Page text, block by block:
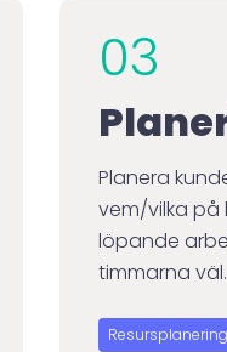
03
Planera
vem/vilka på
löpande
timmarna väl.
Resursplanering